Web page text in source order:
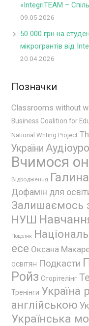
«IntegriTEAM –
09.05.2026
50 000 грн на
мікрогрантів від
20.04.2026
Позначки
Classrooms without
Business Coalition for
National Writing Project
України
Вчимося
Відродження
Дофамін для
Залишаємось
НУШ
Подоляк
есе Оксана
ОСВІТЯН Подкасти
Ройз Сторітелінг
Тренінги Україна
англійською
Українська